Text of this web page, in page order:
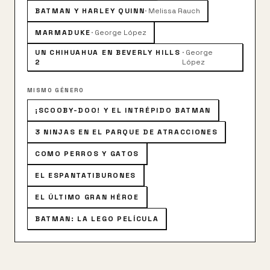
gatos son capaces de escuchar. Ahora, estos héroes
van a deber eludir una posible guerra entre especies.
BATMAN Y HARLEY QUINN· Melissa Rauch
MARMADUKE· George López
UN CHIHUAHUA EN BEVERLY HILLS
2
· George
López
MISMO GÉNERO
¡SCOOBY-DOO! Y EL INTRÉPIDO BATMAN
3 NINJAS EN EL PARQUE DE ATRACCIONES
COMO PERROS Y GATOS
EL ESPANTATIBURONES
EL ÚLTIMO GRAN HÉROE
BATMAN: LA LEGO PELÍCULA